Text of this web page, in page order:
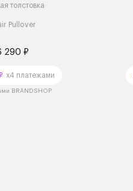
толстовка
Pullover
290 ₽
x4 платежами
BRANDSHOP